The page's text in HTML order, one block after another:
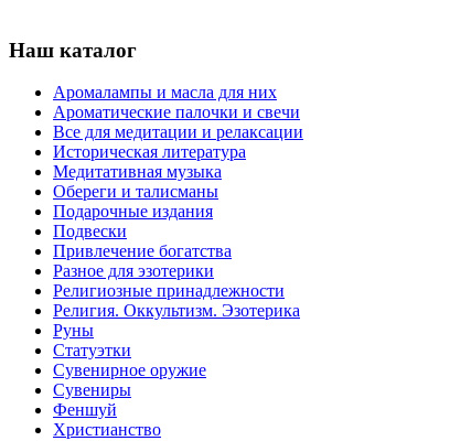
Наш каталог
Аромалампы и масла для них
Ароматические палочки и свечи
Все для медитации и релаксации
Историческая литература
Медитативная музыка
Обереги и талисманы
Подарочные издания
Подвески
Привлечение богатства
Разное для эзотерики
Религиозные принадлежности
Религия. Оккультизм. Эзотерика
Руны
Статуэтки
Сувенирное оружие
Сувениры
Феншуй
Христианство